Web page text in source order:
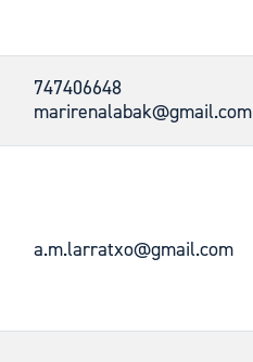
747406648
marirenalabak@gmail.com
a.m.larratxo@gmail.com